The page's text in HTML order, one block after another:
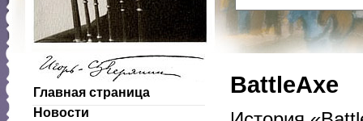
Главная страница
Новости
BattleAxe